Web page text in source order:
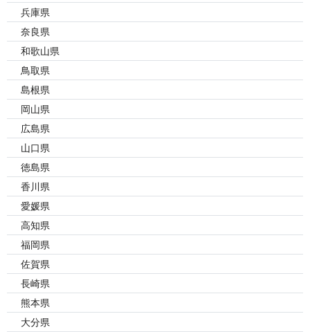
兵庫県
奈良県
和歌山県
鳥取県
島根県
岡山県
広島県
山口県
徳島県
香川県
愛媛県
高知県
福岡県
佐賀県
長崎県
熊本県
大分県